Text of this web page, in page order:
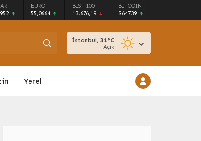
EURO
55,0664
BIST 100
13.676,19
BITCOIN
$64739
İstanbul, 31°C
Açık
Yerel